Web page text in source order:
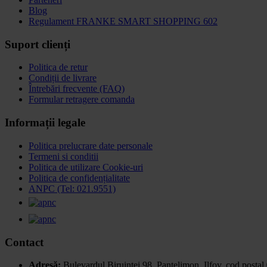
Blog
Regulament FRANKE SMART SHOPPING 602
Suport clienți
Politica de retur
Condiții de livrare
Întrebări frecvente (FAQ)
Formular retragere comanda
Informații legale
Politica prelucrare date personale
Termeni si conditii
Politica de utilizare Cookie-uri
Politica de confidențialitate
ANPC (Tel: 021.9551)
Contact